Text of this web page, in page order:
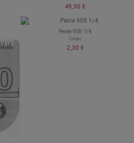
49,90 €
Peine 905 1/4
Oster
2,30 €